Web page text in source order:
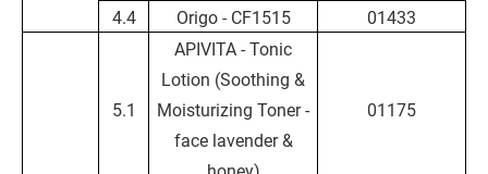
4.4
Origo - CF1515 01433
5.1
APIVITA - Tonic
Lotion (Soothing &
Moisturizing Toner -
face lavender &
01175